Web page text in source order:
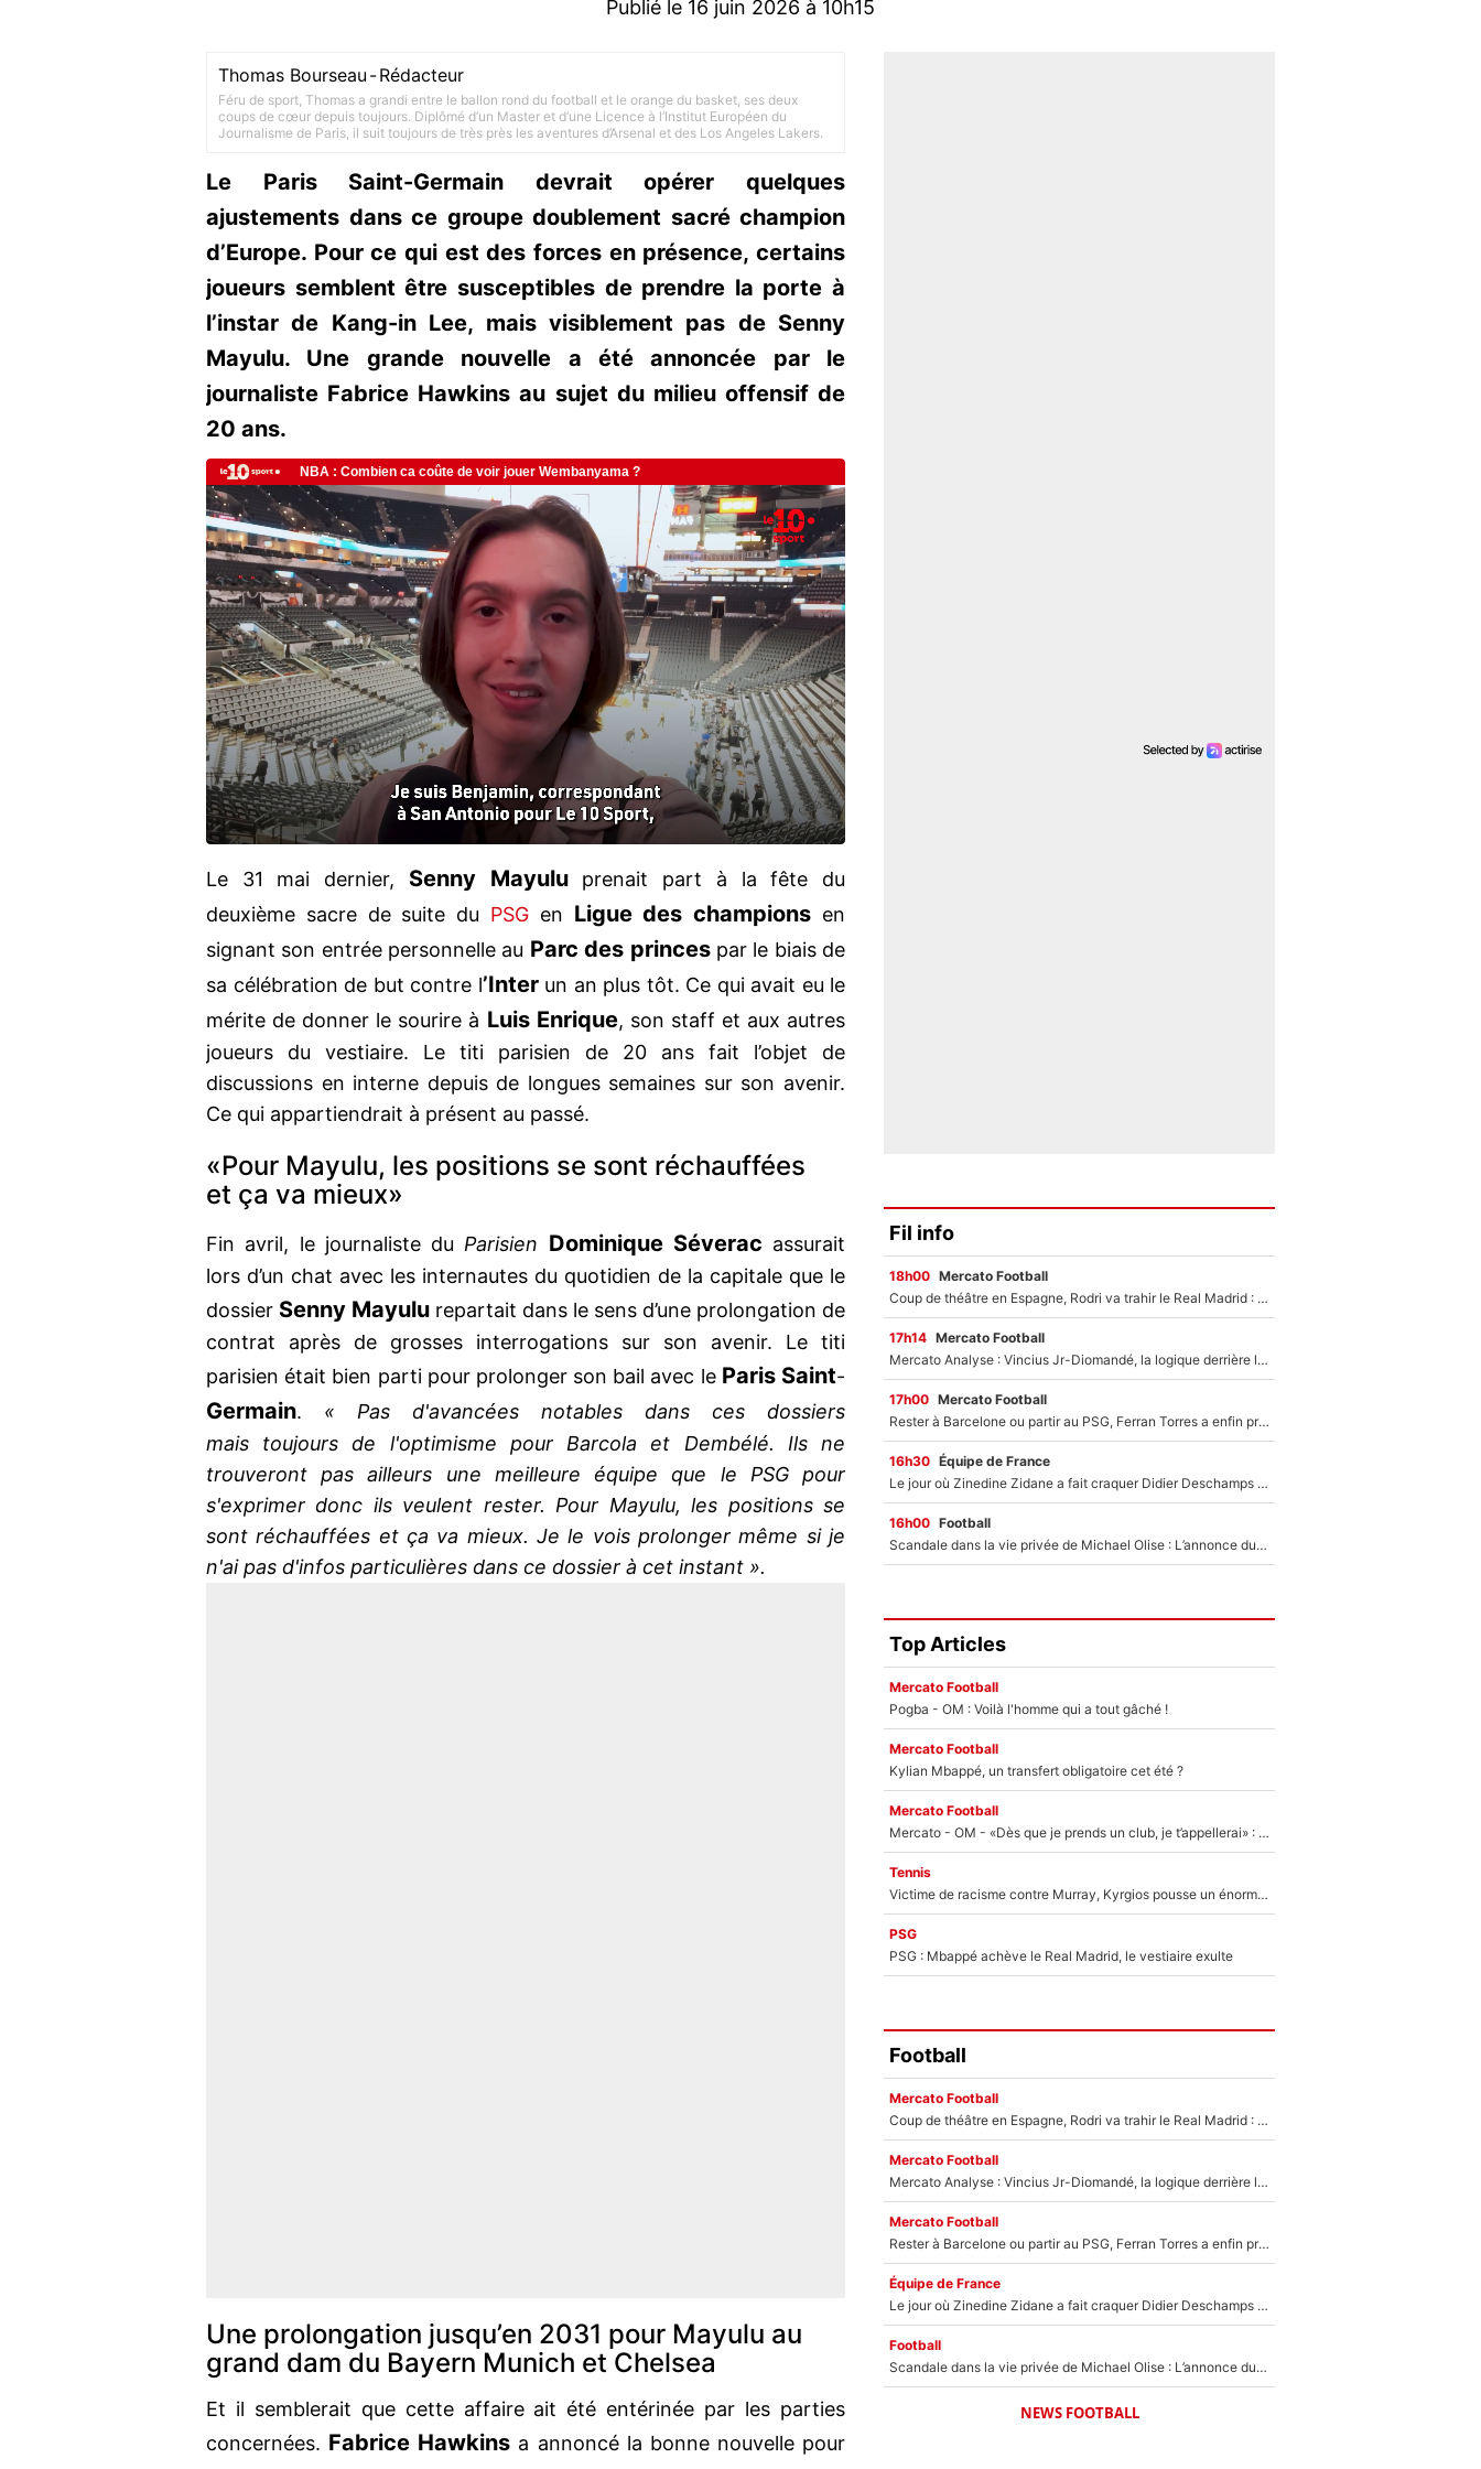
Publié le 16 juin 2026 à 10h15
Thomas Bourseau -Rédacteur
Féru de sport, Thomas a grandi entre le ballon rond du football et le orange du basket, ses deux
coups de cœur depuis toujours. Diplômé d’un Master et d’une Licence à l’Institut Européen du
Journalisme de Paris, il suit toujours de très près les aventures d’Arsenal et des Los Angeles Lakers.
Le Paris Saint-Germain devrait opérer quelques
ajustements dans ce groupe doublement sacré champion
d’Europe. Pour ce qui est des forces en présence, certains
joueurs semblent être susceptibles de prendre la porte à
l’instar de Kang-in Lee, mais visiblement pas de Senny
Mayulu. Une grande nouvelle a été annoncée par le
journaliste Fabrice Hawkins au sujet du milieu offensif de
20 ans.
Le 31 mai dernier, Senny Mayulu
prenait part à la fête du
deuxième sacre de suite du PSG en Ligue des champions en
signant son entrée personnelle au Parc des princes par le biais de
sa célébration de but contre l’Inter un an plus tôt. Ce qui avait eu le
mérite de donner le sourire à Luis Enrique, son staff et aux autres
joueurs du vestiaire. Le titi parisien de 20 ans fait l’objet de
discussions en interne depuis de longues semaines sur son avenir.
Ce qui appartiendrait à présent au passé.
«Pour Mayulu, les positions se sont réchauffées
et ça va mieux»
Fin avril, le journaliste duParisien Dominique Séverac assurait
lors d’un chat avec les internautes du quotidien de la capitale que le
dossier Senny Mayulu repartait dans le sens d’une prolongation de
contrat après de grosses interrogations sur son avenir. Le titi
parisien était bien parti pour prolonger son bail avec le Paris Saint-
Germain. « Pas d'avancées notables dans ces dossiers
mais toujours de l'optimisme pour Barcola et Dembélé. Ils ne
trouveront pas ailleurs une meilleure équipe que le PSG pour
s'exprimer donc ils veulent rester. Pour Mayulu, les positions se
sont réchauffées et ça va mieux. Je le vois prolonger même si je
n'ai pas d'infos particulières dans ce dossier à cet instant ».
Une prolongation jusqu’en 2031 pour Mayulu au
grand dam du Bayern Munich et Chelsea
Et il semblerait que cette affaire ait été entérinée par les parties
concernées. Fabrice Hawkins a annoncé la bonne nouvelle pour
Fil info
18h00 Mercato Football
Coup de théâtre en Espagne, Rodri va trahir le Real Madrid : Le Ballon d'Or a choisi de signer au FC Barcelone !
17h14 Mercato Football
Mercato Analyse : Vincius Jr-Diomandé, la logique derrière la concordance des temps
17h00 Mercato Football
Rester à Barcelone ou partir au PSG, Ferran Torres a enfin pris sa décision : La course contre la montre est lancée !
16h30 Équipe de France
Le jour où Zinedine Zidane a fait craquer Didier Deschamps en équipe de France : «Je m’en suis voulu», l’ancien sélectionneur a regretté son geste !
16h00 Football
Scandale dans la vie privée de Michael Olise : L’annonce du Bayern Munich sur son enfant caché
Top Articles
Mercato Football
Pogba - OM : Voilà l'homme qui a tout gâché !
Mercato Football
Kylian Mbappé, un transfert obligatoire cet été ?
Mercato Football
Mercato - OM - «Dès que je prends un club, je t’appellerai» : La promesse de Marcelino au moment de claquer la porte
Tennis
Victime de racisme contre Murray, Kyrgios pousse un énorme coup de gueule !
PSG
PSG : Mbappé achève le Real Madrid, le vestiaire exulte
Football
Mercato Football
Coup de théâtre en Espagne, Rodri va trahir le Real Madrid : Le Ballon d'Or a choisi de signer au FC Barcelone !
Mercato Football
Mercato Analyse : Vincius Jr-Diomandé, la logique derrière la concordance des temps
Mercato Football
Rester à Barcelone ou partir au PSG, Ferran Torres a enfin pris sa décision : La course contre la montre est lancée !
Équipe de France
Le jour où Zinedine Zidane a fait craquer Didier Deschamps en équipe de France : «Je m’en suis voulu», l’ancien sélectionneur a regretté son geste !
Football
Scandale dans la vie privée de Michael Olise : L’annonce du Bayern Munich sur son enfant caché
NEWS FOOTBALL